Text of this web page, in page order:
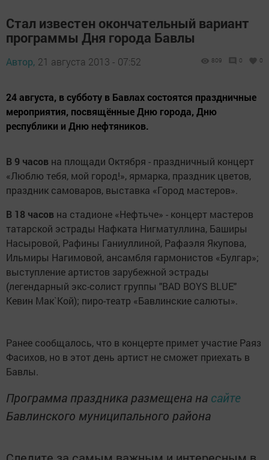
Стал известен окончательный вариант
программы Дня города Бавлы
Автор, 21 августа 2013 - 07:52 809 0 0
24 августа, в субботу в Бавлах состоятся праздничные
мероприятия, посвящённые Дню города, Дню
республики и Дню нефтяников.
В 9 часов на площади Октября - праздничный концерт
«Люблю тебя, мой город!», ярмарка, праздник цветов,
праздник самоваров, выставка «Город мастеров».
В 18 часов на стадионе «Нефтьче» - концерт мастеров
татарской эстрады Нафката Нигматуллина, Баширы
Насыровой, Рафины Ганиуллиной, Рафаэля Якупова,
Ильмиры Нагимовой, ансамбля гармонистов «Булгар»;
выступление артистов зарубежной эстрады
(легендарный экс-солист группы "BAD BOYS BLUE"
Кевин Мак`Кой); пиро-театр «Бавлинские салюты».
Ранее сообщалось, что в концерте примет участие Раяз
Фасихов, но в этот день артист не сможет приехать в
Бавлы.
Программа праздника размещена на сайте
Бавлинского муниципального района